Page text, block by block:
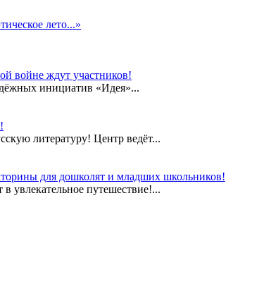
лето...»
войне ждут участников!
инициатив «Идея»...
литературу! Центр ведёт...
для дошколят и младших школьников!
увлекательное путешествие!...